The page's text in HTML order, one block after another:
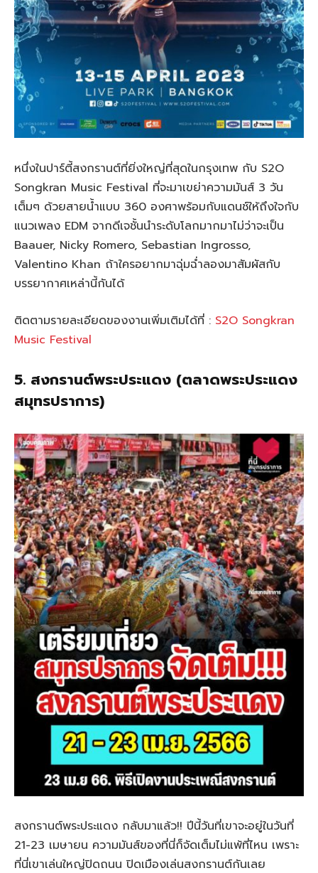
หนึ่งในปาร์ตี้สงกรานต์ที่ยิ่งใหญ่ที่สุดในกรุงเทพ กับ S2O
Songkran Music Festival ที่จะมาเขย่าความมันส์ 3 วัน
เต็มๆ ด้วยสายน้ำแบบ 360 องศาพร้อมกับแดนช์ให้ถึงใจกับ
แนวเพลง EDM จากดีเจชั้นนำระดับโลกมากมาไม่ว่าจะเป็น
Baauer, Nicky Romero, Sebastian Ingrosso,
Valentino Khan ถ้าใครอยากมาฉุ่มฉ่ำลองมาสัมผัสกับ
บรรยากาศเหล่านี้กันได้
ติดตามรายละเอียดของงานเพิ่มเติมได้ที่ : S2O Songkran
Music Festival
5. สงกรานต์พระประแดง (ตลาดพระประแดง
สมุทรปราการ)
สงกรานต์พระประแดง กลับมาแล้ว!! ปีนี้วันที่เขาจะอยู่ในวันที่
21-23 เมษายน ความมันส์ของที่นี่ก็จัดเต็มไม่แพ้ที่ไหน เพราะ
ที่นี่เขาเล่นใหญ่ปิดถนน ปิดเมืองเล่นสงกรานต์กันเลย